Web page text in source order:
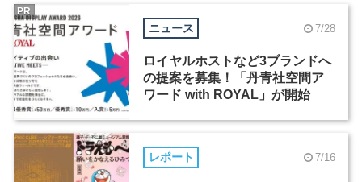
ニュース 7/28
ロイヤルホストなど3ブランドへ
の提案を募集！「丹青社空間ア
ワード with ROYAL」が開始
PR
レポート 7/16